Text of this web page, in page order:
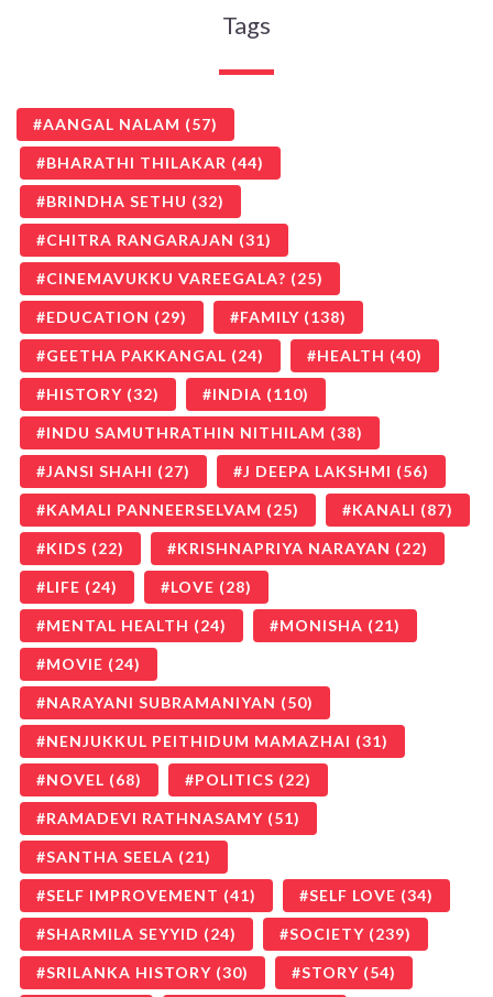
Tags
AANGAL NALAM (57)
BHARATHI THILAKAR (44)
BRINDHA SETHU (32)
CHITRA RANGARAJAN (31)
CINEMAVUKKU VAREEGALA? (25)
EDUCATION (29) FAMILY (138)
GEETHA PAKKANGAL (24) HEALTH (40)
HISTORY (32) INDIA (110)
INDU SAMUTHRATHIN NITHILAM (38)
JANSI SHAHI (27) J DEEPA LAKSHMI (56)
KAMALI PANNEERSELVAM (25) KANALI (87)
KIDS (22) KRISHNAPRIYA NARAYAN (22)
LIFE (24) LOVE (28)
MENTAL HEALTH (24) MONISHA (21)
MOVIE (24)
NARAYANI SUBRAMANIYAN (50)
NENJUKKUL PEITHIDUM MAMAZHAI (31)
NOVEL (68) POLITICS (22)
RAMADEVI RATHNASAMY (51)
SANTHA SEELA (21)
SELF IMPROVEMENT (41) SELF LOVE (34)
SHARMILA SEYYID (24) SOCIETY (239)
SRILANKA HISTORY (30) STORY (54)